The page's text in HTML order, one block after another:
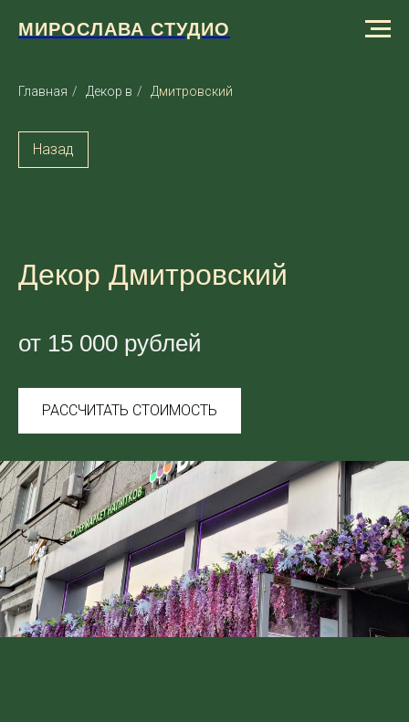
МИРОСЛАВА СТУДИО
Главная / Декор в / Дмитровский
Назад
Декор Дмитровский
от 15 000 рублей
РАССЧИТАТЬ СТОИМОСТЬ